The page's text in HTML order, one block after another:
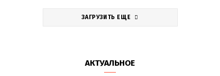
ЗАГРУЗИТЬ ЕЩЕ
АКТУАЛЬНОЕ